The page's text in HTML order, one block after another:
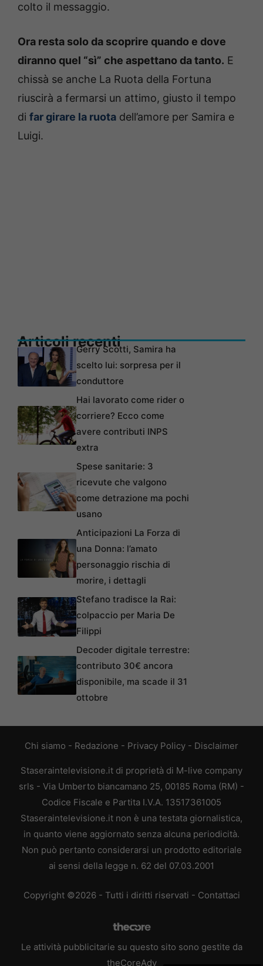
colto il messaggio.
Ora resta solo da scoprire quando e dove
diranno quel “sì” che aspettano da tanto. E
chissà se anche La Ruota della Fortuna
riuscirà a fermarsi un attimo, giusto il tempo
di far girare la ruota dell’amore per Samira e
Luigi.
Articoli recentiGerry Scotti, Samira ha
scelto lui: sorpresa per il
conduttore
Hai lavorato come rider o
corriere? Ecco come
avere contributi INPS
extra
Spese sanitarie: 3
ricevute che valgono
come detrazione ma pochi
usano
Anticipazioni La Forza di
una Donna: l’amato
personaggio rischia di
morire, i dettagli
Stefano tradisce la Rai:
colpaccio per Maria De
Filippi
Decoder digitale terrestre:
contributo 30€ ancora
disponibile, ma scade il 31
ottobre
Chi siamo - Redazione - Privacy Policy - Disclaimer
Staseraintelevisione.it di proprietà di M-live company
srls - Via Umberto biancamano 25, 00185 Roma (RM) -
Codice Fiscale e Partita I.V.A. 13517361005
Staseraintelevisione.it non è una testata giornalistica,
in quanto viene aggiornato senza alcuna periodicità.
Non può pertanto considerarsi un prodotto editoriale
ai sensi della legge n. 62 del 07.03.2001
Copyright ©2026 - Tutti i diritti riservati - Contattaci
Le attività pubblicitarie su questo sito sono gestite da
theCoreAdv